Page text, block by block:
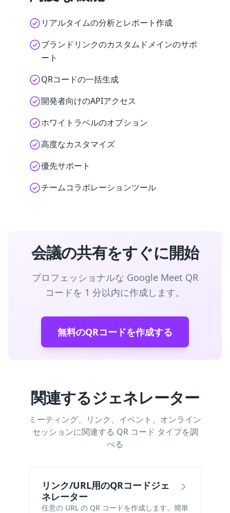
リアルタイムの分析とレポート作成
ブランドリンクのカスタムドメインのサポ
ート
QRコードの一括生成
開発者向けのAPIアクセス
ホワイトラベルのオプション
高度なカスタマイズ
優先サポート
チームコラボレーションツール
会議の共有をすぐに開始
プロフェッショナルな Google Meet QR
コードを 1 分以内に作成します。
無料のQRコードを作成する
関連するジェネレーター
ミーティング、リンク、イベント、オンライン
セッションに関連する QR コード タイプを調
べる
リンク/URL用のQRコードジェ
ネレーター
任意の URL の QR コードを作成します。簡単